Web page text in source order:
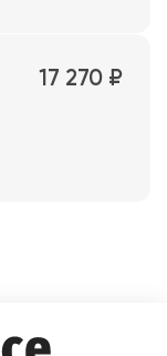
17 270 ₽